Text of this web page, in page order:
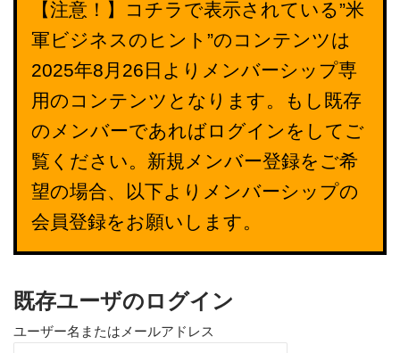
【注意！】コチラで表示されている”米
軍ビジネスのヒント”のコンテンツは
2025年8月26日よりメンバーシップ専
用のコンテンツとなります。もし既存
のメンバーであればログインをしてご
覧ください。新規メンバー登録をご希
望の場合、以下よりメンバーシップの
会員登録をお願いします。
既存ユーザのログイン
ユーザー名またはメールアドレス